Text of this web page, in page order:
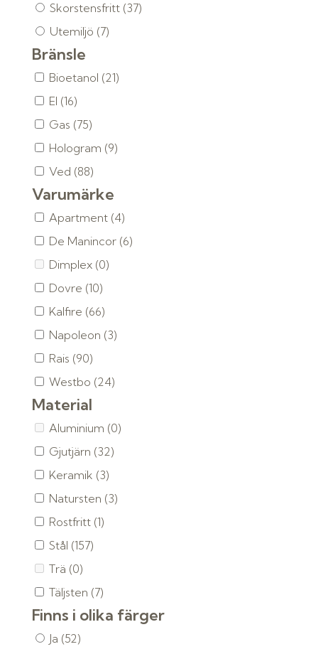
Skorstensfritt (37)
Utemiljö (7)
Bränsle
Bioetanol (21)
El (16)
Gas (75)
Hologram (9)
Ved (88)
Varumärke
Apartment (4)
De Manincor (6)
Dimplex (0)
Dovre (10)
Kalfire (66)
Napoleon (3)
Rais (90)
Westbo (24)
Material
Aluminium (0)
Gjutjärn (32)
Keramik (3)
Natursten (3)
Rostfritt (1)
Stål (157)
Trä (0)
Täljsten (7)
Finns i olika färger
Ja (52)